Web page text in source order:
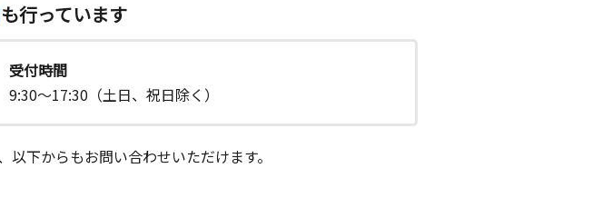
も行っています
受付時間
9:30～17:30（土日、祝日除く）
下からもお問い合わせいただけます。